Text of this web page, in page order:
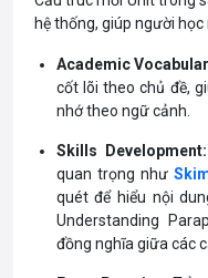
hệ thống, giúp người
Academic
cốt lõi theo chủ đề,
nhớ theo ngữ cảnh.
Skills Development:
quan trọng như
quét để hiểu nội
Understanding
đồng nghĩa giữa các